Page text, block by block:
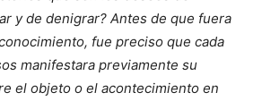
y de denigrar? Antes de que fuera
fue preciso que cada
manifestara previamente su
el objeto o el acontecimiento en